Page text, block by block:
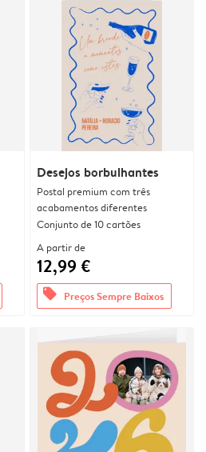
Desejos borbulhantes
Postal premium com três
acabamentos diferentes
Conjunto de 10 cartões
A partir de
12,99 €
offers Preços Sempre Baixos